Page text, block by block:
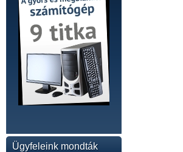
Ügyfeleink mondták